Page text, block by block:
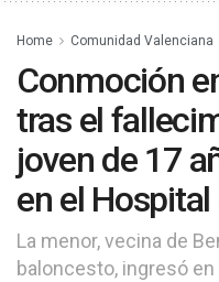
Home Comunidad Valenciana
Conmoción
tras el
joven de 17
en el Hospital
La menor, vecina de
baloncesto, ingresó